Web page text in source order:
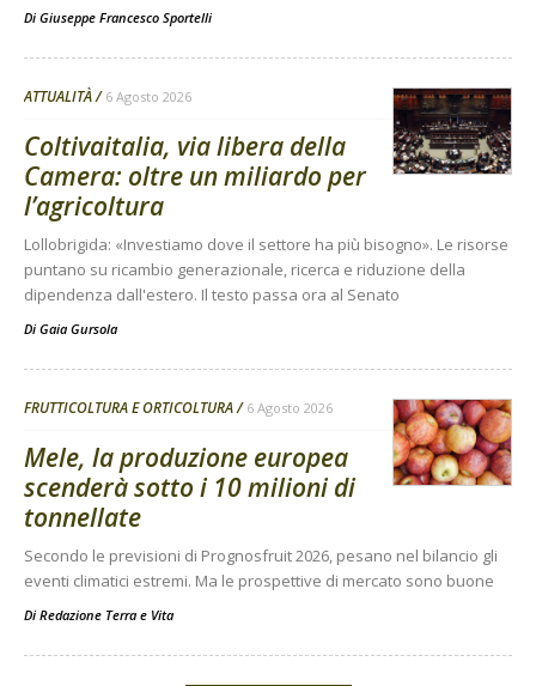
Di Giuseppe Francesco Sportelli
ATTUALITÀ 6 Agosto 2026
Coltivaitalia, via libera della
Camera: oltre un miliardo per
l’agricoltura
Lollobrigida: «Investiamo dove il settore ha più bisogno». Le risorse
puntano su ricambio generazionale, ricerca e riduzione della
dipendenza dall'estero. Il testo passa ora al Senato
Di Gaia Gursola
FRUTTICOLTURA E ORTICOLTURA 6 Agosto 2026
Mele, la produzione europea
scenderà sotto i 10 milioni di
tonnellate
Secondo le previsioni di Prognosfruit 2026, pesano nel bilancio gli
eventi climatici estremi. Ma le prospettive di mercato sono buone
Di Redazione Terra e Vita